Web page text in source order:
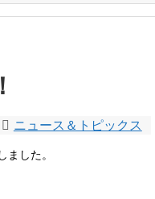
ニュース＆トピックス
した。